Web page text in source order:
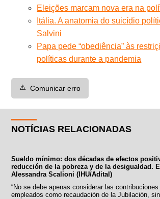
Eleições marcam nova era na
Itália. A anatomia do suicídio
Salvini
Papa pede “obediência” às
políticas durante a pandemia
⚠️ Comunicar erro
NOTÍCIAS RELACIONADAS
Sueldo mínimo: dos décadas de efectos
reducción de la pobreza y de la desigualdad.
Alessandra Scalioni (IHU/Adital)
“No se debe apenas considerar las
empleados como recaudación de la Jubilación,